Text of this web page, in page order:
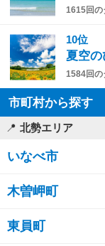
1615回の
10位
夏空の
1584回の
市町村から探す
北勢エリア
いなべ市
木曽岬町
東員町